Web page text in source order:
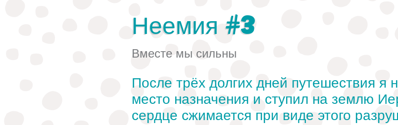
Неемия #3
Вместе мы сильны
После трёх долгих дней путешествия я
место назначения и ступил на землю
сердце сжимается при виде этого